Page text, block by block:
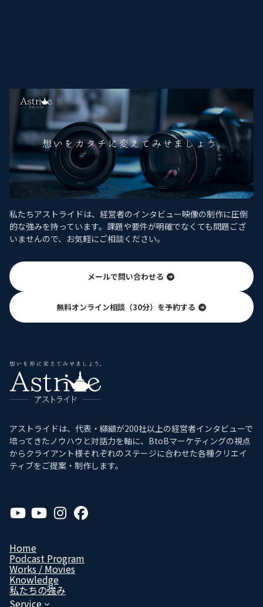
私たちアストライドは、経営者のインタビュー映像の制作に圧倒
的な強みを持っています。課題や要件が明確でなくても問題ござ
いませんので、お気軽にご相談ください。
メールで問い合わせる
無料オンライン相談（30分）を予約する
アストライドは、代表・纐纈が200社以上の経営者インタビューで
培ってきたノウハウと対話力を軸に、BtoBマーケティングの視点
からクライアント様それぞれのステージに合わせた各種クリエイ
ティブをご提案・制作します。
ア
イ
リ
ン
ク
ア
イ
リ
ン
ク
ア
イ
ン
ク
ア
イ
ン
ク
Home
Podcast Program
Works / Movies
Know­ledge
私たちの強み
Service